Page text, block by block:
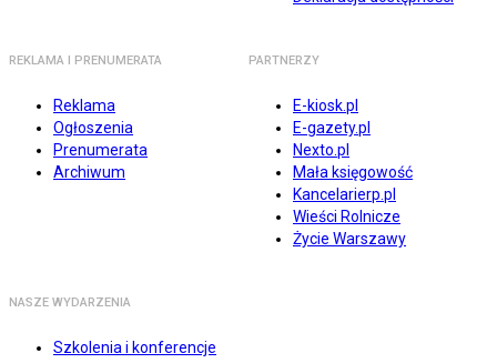
REKLAMA I PRENUMERATA
Reklama
Ogłoszenia
Prenumerata
Archiwum
PARTNERZY
E-kiosk.pl
E-gazety.pl
Nexto.pl
Mała księgowość
Kancelarierp.pl
Wieści Rolnicze
Życie Warszawy
NASZE WYDARZENIA
Szkolenia i konferencje